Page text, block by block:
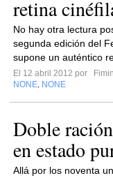
retina
No hay otra lectura
segunda edición del
supone un auténtico
El 12 abril 2012 por
Fimin
NONE NONE
Doble
en estado
Allá por los noventa